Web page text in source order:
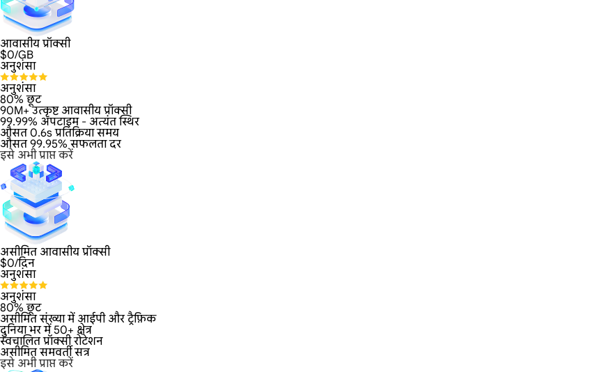
आवासीय प्रॉक्सी
$0/GB
अनुशंसा
अनुशंसा
80% छूट
90M+ उत्कृष्ट आवासीय प्रॉक्सी
99.99% अपटाइम - अत्यंत स्थिर
औसत 0.6s प्रतिक्रिया समय
औसत 99.95% सफलता दर
इसे अभी प्राप्त करें
असीमित आवासीय प्रॉक्सी
$0/दिन
अनुशंसा
अनुशंसा
80% छूट
असीमित संख्या में आईपी और ट्रैफ़िक
दुनिया भर में 50+ क्षेत्र
स्वचालित प्रॉक्सी रोटेशन
असीमित समवर्ती सत्र
इसे अभी प्राप्त करें